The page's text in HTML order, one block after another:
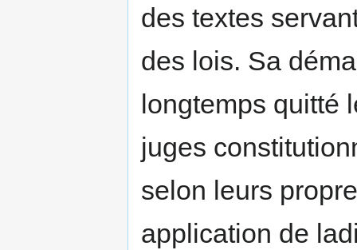
des textes
des lois. Sa
longtemps quitté
juges
selon leurs
application de